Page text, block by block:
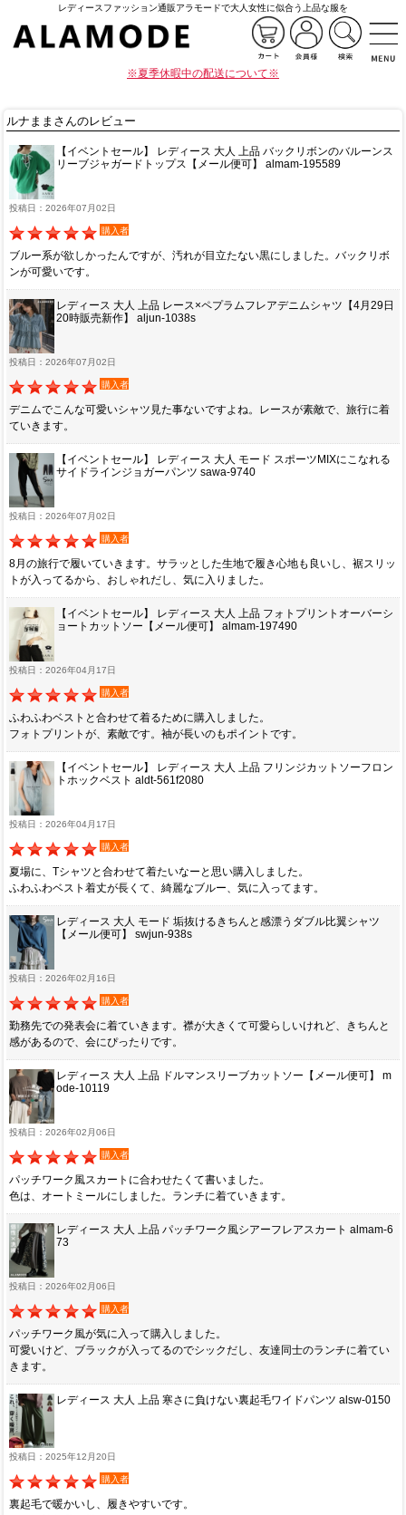
レディースファッション通販アラモードで大人女性に似合う上品な服を
※夏季休暇中の配送について※
ルナままさんのレビュー
【イベントセール】 レディース 大人 上品 バックリボンのバルーンス
リーブジャガードトップス【メール便可】 almam-195589
投稿日：2026年07月02日
購入者
ブルー系が欲しかったんですが、汚れが目立たない黒にしました。バックリボ
ンが可愛いです。
レディース 大人 上品 レース×ペプラムフレアデニムシャツ【4月29日
20時販売新作】 aljun-1038s
投稿日：2026年07月02日
購入者
デニムでこんな可愛いシャツ見た事ないですよね。レースが素敵で、旅行に着
ていきます。
【イベントセール】 レディース 大人 モード スポーツMIXにこなれる
サイドラインジョガーパンツ sawa-9740
投稿日：2026年07月02日
購入者
8月の旅行で履いていきます。サラッとした生地で履き心地も良いし、裾スリッ
トが入ってるから、おしゃれだし、気に入りました。
【イベントセール】 レディース 大人 上品 フォトプリントオーバーシ
ョートカットソー【メール便可】 almam-197490
投稿日：2026年04月17日
購入者
ふわふわベストと合わせて着るために購入しました。
フォトプリントが、素敵です。袖が長いのもポイントです。
【イベントセール】 レディース 大人 上品 フリンジカットソーフロン
トホックベスト aldt-561f2080
投稿日：2026年04月17日
購入者
夏場に、Tシャツと合わせて着たいなーと思い購入しました。
ふわふわベスト着丈が長くて、綺麗なブルー、気に入ってます。
レディース 大人 モード 垢抜けるきちんと感漂うダブル比翼シャツ
【メール便可】 swjun-938s
投稿日：2026年02月16日
購入者
勤務先での発表会に着ていきます。襟が大きくて可愛らしいけれど、きちんと
感があるので、会にぴったりです。
レディース 大人 上品 ドルマンスリーブカットソー【メール便可】 m
ode-10119
投稿日：2026年02月06日
購入者
パッチワーク風スカートに合わせたくて書いました。
色は、オートミールにしました。ランチに着ていきます。
レディース 大人 上品 パッチワーク風シアーフレアスカート almam-6
73
投稿日：2026年02月06日
購入者
パッチワーク風が気に入って購入しました。
可愛いけど、ブラックが入ってるのでシックだし、友達同士のランチに着てい
きます。
レディース 大人 上品 寒さに負けない裏起毛ワイドパンツ alsw-0150
投稿日：2025年12月20日
購入者
裏起毛で暖かいし、履きやすいです。